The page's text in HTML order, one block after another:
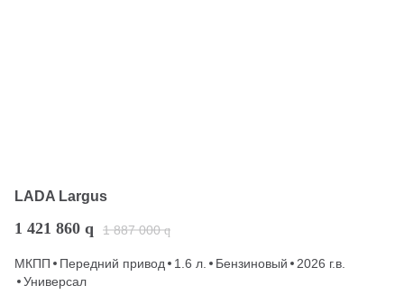
LADA Largus
1 421 860 q 1 887 000 q
МКПП Передний привод 1.6 л. Бензиновый
2026 г.в.
Универсал